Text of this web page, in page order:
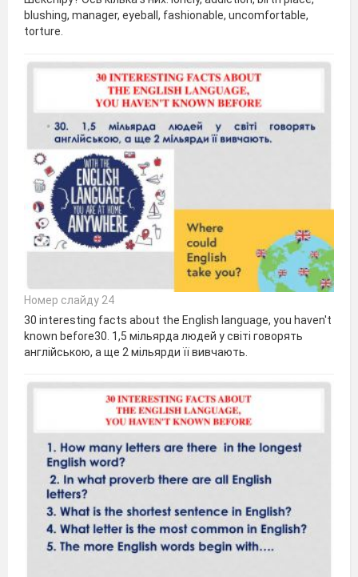
blushing, manager, eyeball, fashionable, uncomfortable,
torture.
Номер слайду 24
30 interesting facts about the English language, you haven't
known before30. 1,5 мільярда людей у світі говорять
англійською, а ще 2 мільярди її вивчають.